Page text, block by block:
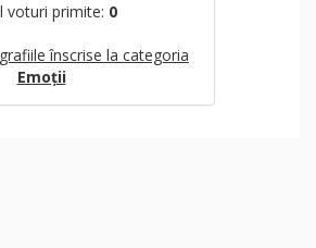
voturi primite: 0
înscrise la categoria
Emoții